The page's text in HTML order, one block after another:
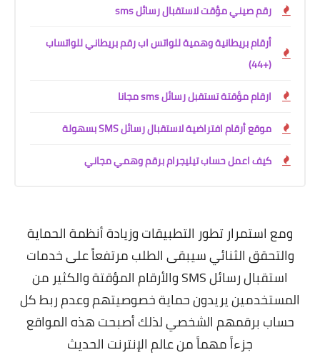
رقم صيني مؤقت لاستقبال رسائل sms
أرقام بريطانية وهمية للواتس اب رقم بريطاني للواتساب
(+44)
ارقام مؤقتة تستقبل رسائل sms مجانا
موقع أرقام افتراضية لاستقبال رسائل SMS بسهولة
كيف اعمل حساب تيليجرام برقم وهمي مجاني
ومع استمرار تطور التطبيقات وزيادة أنظمة الحماية
والتحقق الثنائي سيبقى الطلب مرتفعاً على خدمات
استقبال رسائل SMS والأرقام المؤقتة والكثير من
المستخدمين يريدون حماية خصوصيتهم وعدم ربط كل
حساب برقمهم الشخصي لذلك أصبحت هذه المواقع
جزءاً مهماً من عالم الإنترنت الحديث